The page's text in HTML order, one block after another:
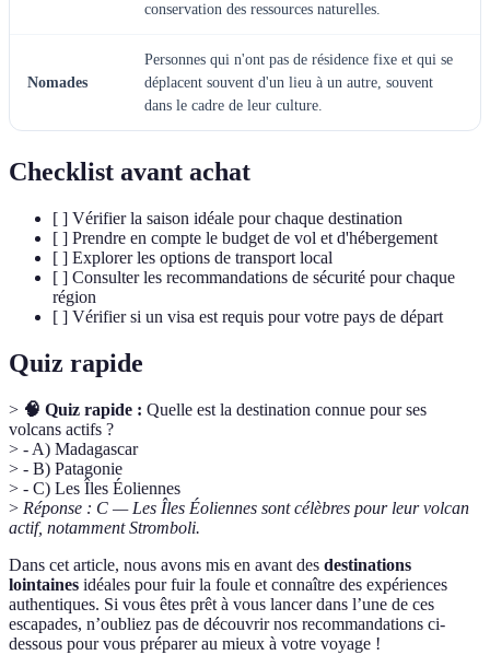
conservation des ressources naturelles.
Nomades
Personnes qui n'ont pas de résidence fixe et qui se
déplacent souvent d'un lieu à un autre, souvent
dans le cadre de leur culture.
Checklist avant achat
[ ] Vérifier la saison idéale pour chaque destination
[ ] Prendre en compte le budget de vol et d'hébergement
[ ] Explorer les options de transport local
[ ] Consulter les recommandations de sécurité pour chaque
région
[ ] Vérifier si un visa est requis pour votre pays de départ
Quiz rapide
> 🧠 Quiz rapide : Quelle est la destination connue pour ses
volcans actifs ?
> - A) Madagascar
> - B) Patagonie
> - C) Les Îles Éoliennes
> Réponse : C — Les Îles Éoliennes sont célèbres pour leur volcan
actif, notamment Stromboli.
Dans cet article, nous avons mis en avant des destinations
lointaines idéales pour fuir la foule et connaître des expériences
authentiques. Si vous êtes prêt à vous lancer dans l’une de ces
escapades, n’oubliez pas de découvrir nos recommandations ci-
dessous pour vous préparer au mieux à votre voyage !